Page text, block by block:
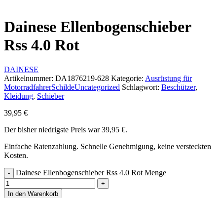
Dainese Ellenbogenschieber
Rss 4.0 Rot
DAINESE
Artikelnummer: DA1876219-628 Kategorie: Ausrüstung für
MotorradfahrerSchildeUncategorized Schlagwort: Beschützer,
Kleidung, Schieber
39,95 €
Der bisher niedrigste Preis war39,95 €.
Einfache Ratenzahlung. Schnelle Genehmigung, keine versteckten
Kosten.
- Dainese Ellenbogenschieber Rss 4.0 Rot Menge
+
In den Warenkorb